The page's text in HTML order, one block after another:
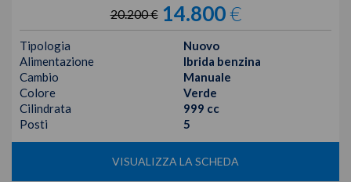
20.200 € 14.800€
Tipologia
Nuovo
Alimentazione
Ibrida benzina
Cambio
Manuale
Colore
Verde
Cilindrata
999 cc
Posti
5
VISUALIZZA LA SCHEDA